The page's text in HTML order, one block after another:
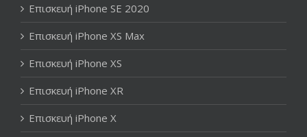
Επισκευή iPhone SE 2020
Επισκευή iPhone XS Max
Επισκευή iPhone XS
Επισκευή iPhone XR
Επισκευή iPhone X